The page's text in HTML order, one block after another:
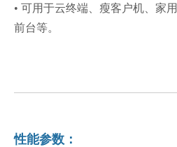
• 可用于云终端、瘦客户机、家
前台等。
性能参数：